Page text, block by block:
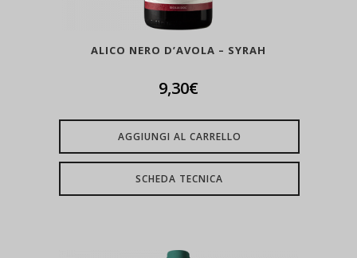
ALICO NERO D’AVOLA – SYRAH
9,30€
AGGIUNGI AL CARRELLO
SCHEDA TECNICA